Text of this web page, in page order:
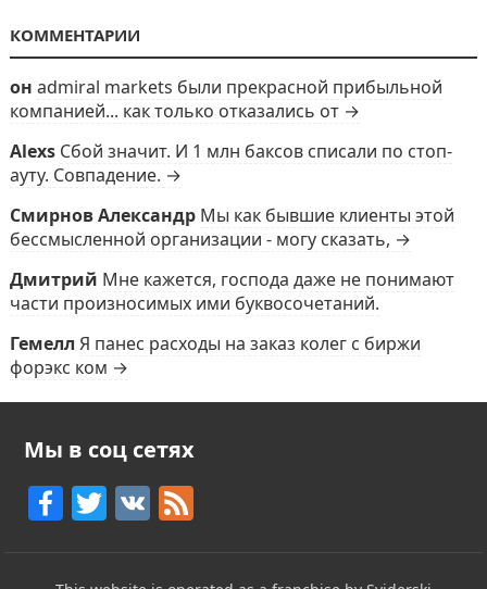
КОММЕНТАРИИ
он admiral markets были прекрасной прибыльной
компанией... как только отказались от →
Alexs Сбой значит. И 1 млн баксов списали по стоп-
ауту. Совпадение. →
Смирнов Александр Мы как бывшие клиенты этой
бессмысленной организации - могу сказать, →
Дмитрий Мне кажется, господа даже не понимают
части произносимых ими буквосочетаний.
Гемелл Я панес расходы на заказ колег с биржи
форэкс ком →
Мы в соц сетях
F
c
T
itt
V F
e